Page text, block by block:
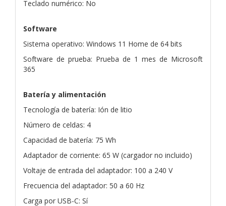
Teclado numérico: No
Software
Sistema operativo: Windows 11 Home de 64 bits
Software de prueba: Prueba de 1 mes de Microsoft
365
Batería y alimentación
Tecnología de batería: Ión de litio
Número de celdas: 4
Capacidad de batería: 75 Wh
Adaptador de corriente: 65 W (cargador no incluido)
Voltaje de entrada del adaptador: 100 a 240 V
Frecuencia del adaptador: 50 a 60 Hz
Carga por USB-C: Sí